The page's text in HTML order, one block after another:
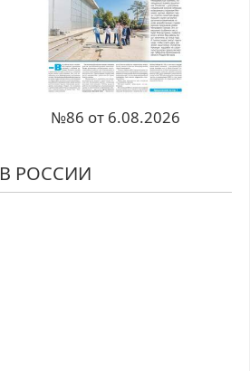
№86 от 6.08.2026
В РОССИИ